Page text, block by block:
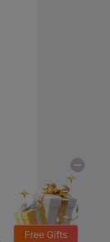
Free Gifts